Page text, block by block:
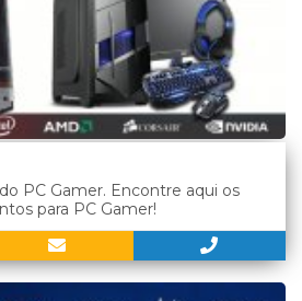
PC Gamer. Encontre aqui os
para PC Gamer!